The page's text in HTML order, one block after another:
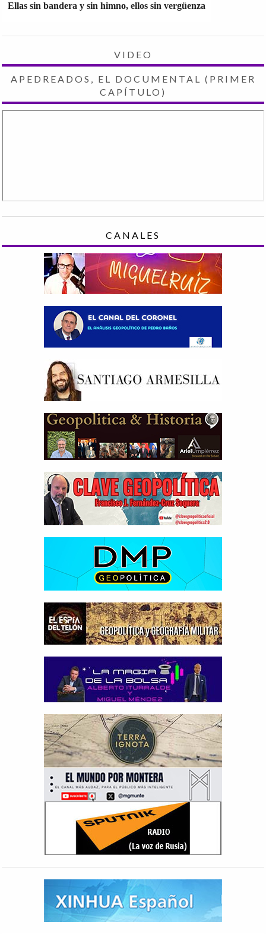
Ellas sin bandera y sin himno, ellos sin vergüenza
VIDEO
APEDREADOS, EL DOCUMENTAL (PRIMER
CAPÍTULO)
CANALES